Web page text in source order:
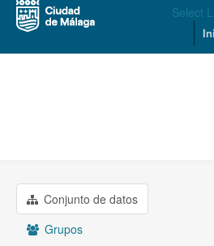
Select
Grupos
Conjunto de datos
Grupos